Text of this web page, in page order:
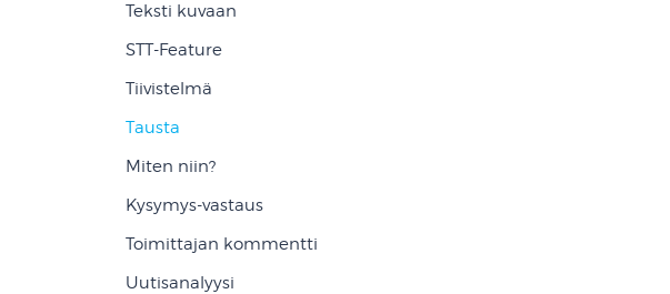
Teksti kuvaan
STT-Feature
Tiivistelmä
Tausta
Miten niin?
Kysymys-vastaus
Toimittajan kommentti
Uutisanalyysi